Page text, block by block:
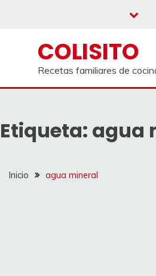
COLISITO
Recetas familiares de
Etiqueta: agua
Inicio agua mineral